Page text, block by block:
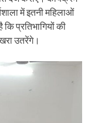
में इतनी महिलाओं
प्रतिभागियों की
उतरेंगे।